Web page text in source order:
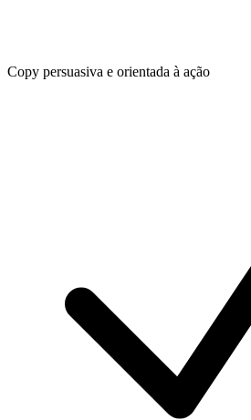
Copy persuasiva e orientada à ação